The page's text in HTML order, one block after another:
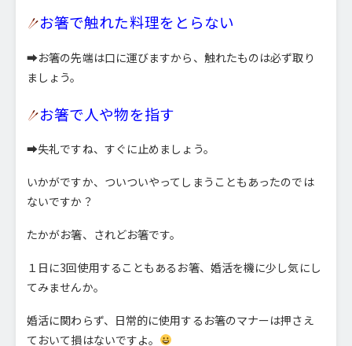
お箸で触れた料理をとらない
➡お箸の先端は口に運びますから、触れたものは必ず取り
ましょう。
お箸で人や物を指す
➡失礼ですね、すぐに止めましょう。
いかがですか、ついついやってしまうこともあったのでは
ないですか？
たかがお箸、されどお箸です。
１日に3回使用することもあるお箸、婚活を機に少し気にし
てみませんか。
婚活に関わらず、日常的に使用するお箸のマナーは押さえ
ておいて損はないですよ。